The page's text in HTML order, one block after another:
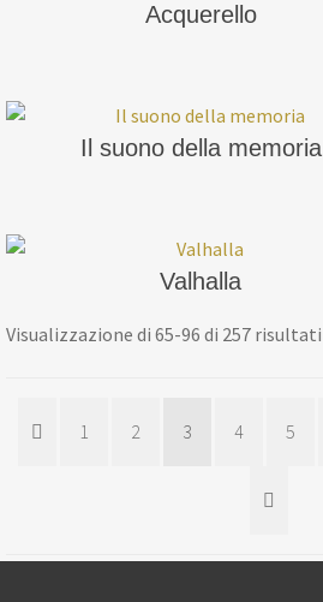
Acquerello
Il suono della memoria
Valhalla
Visualizzazione di 65-96 di 257 risultati
1 2 3 4 5